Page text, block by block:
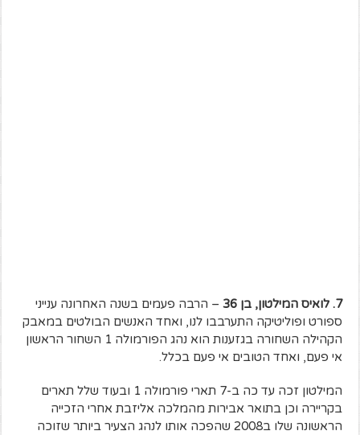
7. לואיס המילטון, בן 36
– הרבה פעמים בשנה האחרונה ענייני
ספורט ופוליטיקה התערבבו לנו, ואחד האנשים הבולטים במאבק
הקהילה השחורה בגזענות הוא נהג הפורמולה 1 השחור הראשון
אי פעם, ואחד הטובים אי פעם בכלל.
המילטון זכה עד כה ב-7 תארי פורמולה 1 ובעוד שלל תארים
בקריירה וכן בתואר אבירות מהמלכה אליזבת אחרי הזכייה
הראשונה שלו ב2008 שהפכה אותו לנהג הצעיר ביותר שזוכה